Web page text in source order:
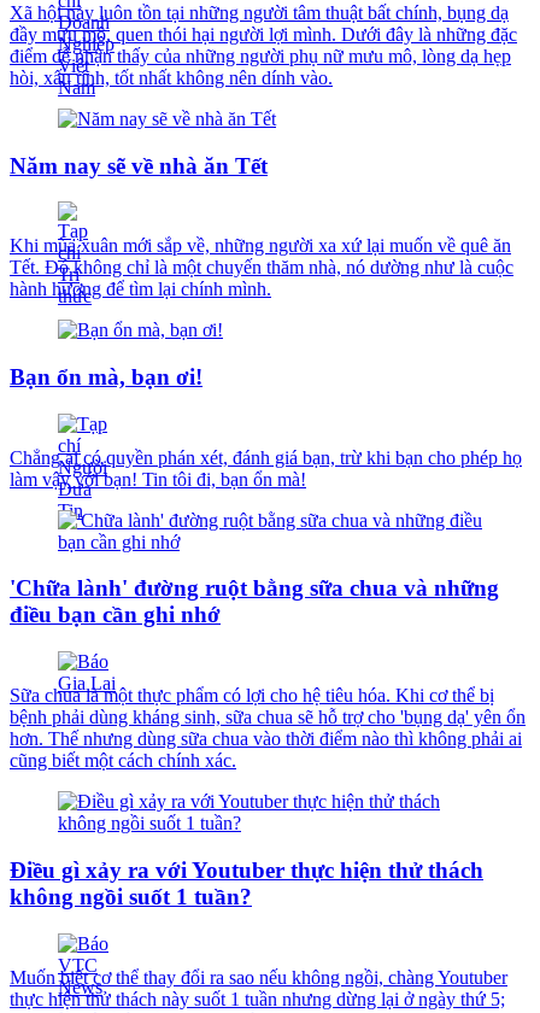
Xã hội này luôn tồn tại những người tâm thuật bất chính, bụng dạ
đầy mưu mô, quen thói hại người lợi mình. Dưới đây là những đặc
điểm dễ nhận thấy của những người phụ nữ mưu mô, lòng dạ hẹp
hòi, xấu tính, tốt nhất không nên dính vào.
Năm nay sẽ về nhà ăn Tết
Khi mùa xuân mới sắp về, những người xa xứ lại muốn về quê ăn
Tết. Đó không chỉ là một chuyến thăm nhà, nó dường như là cuộc
hành hương để tìm lại chính mình.
Bạn ổn mà, bạn ơi!
Chẳng ai có quyền phán xét, đánh giá bạn, trừ khi bạn cho phép họ
làm vậy với bạn! Tin tôi đi, bạn ổn mà!
'Chữa lành' đường ruột bằng sữa chua và những
điều bạn cần ghi nhớ
Sữa chua là một thực phẩm có lợi cho hệ tiêu hóa. Khi cơ thể bị
bệnh phải dùng kháng sinh, sữa chua sẽ hỗ trợ cho 'bụng dạ' yên ổn
hơn. Thế nhưng dùng sữa chua vào thời điểm nào thì không phải ai
cũng biết một cách chính xác.
Điều gì xảy ra với Youtuber thực hiện thử thách
không ngồi suốt 1 tuần?
Muốn biết cơ thể thay đổi ra sao nếu không ngồi, chàng Youtuber
thực hiện thử thách này suốt 1 tuần nhưng dừng lại ở ngày thứ 5;